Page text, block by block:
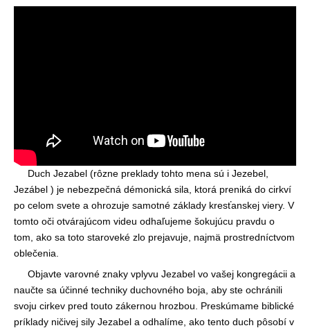
Duch Jezabel (rôzne preklady tohto mena sú i Jezebel,
Jezábel ) je nebezpečná démonická sila, ktorá preniká do cirkví
po celom svete a ohrozuje samotné základy kresťanskej viery. V
tomto oči otvárajúcom videu odhaľujeme šokujúcu pravdu o
tom, ako sa toto staroveké zlo prejavuje, najmä prostredníctvom
oblečenia.
Objavte varovné znaky vplyvu Jezabel vo vašej kongregácii a
naučte sa účinné techniky duchovného boja, aby ste ochránili
svoju cirkev pred touto zákernou hrozbou. Preskúmame biblické
príklady ničivej sily Jezabel a odhalíme, ako tento duch pôsobí v